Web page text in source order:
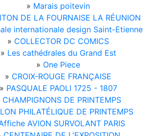
» Marais poitevin
DE LA FOURNAISE LA RÉUNION
internationale design Saint-Etienne
» COLLECTOR DC COMICS
» Les cathédrales du Grand Est
» One Piece
» CROIX-ROUGE FRANÇAISE
» PASQUALE PAOLI 1725 - 1807
CHAMPIGNONS DE PRINTEMPS
PHILATÉLIQUE DE PRINTEMPS
AVION SURVOLANT PARIS